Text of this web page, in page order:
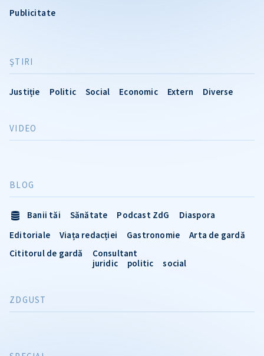
Publicitate
ŞTIRI
Justiție Politic Social Economic Extern Diverse
VIDEO
BLOG
Banii tăi Sănătate Podcast ZdG
Diaspora
Editoriale
Viața redacției Gastronomie
Arta de gardă
Cititorul de gardă
Consultant
juridic
politic social
ZDGUST